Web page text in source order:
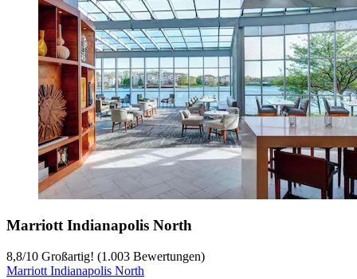
Marriott Indianapolis North
8,8/10 Großartig! (1.003 Bewertungen)
Marriott Indianapolis North